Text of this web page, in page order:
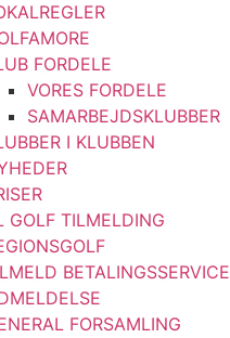
FORDELE
VORES FORDELE
SAMARBEJDSKLUBBER
I KLUBBEN
GOLF TILMELDING
BETALINGSSERVICE
FORSAMLING